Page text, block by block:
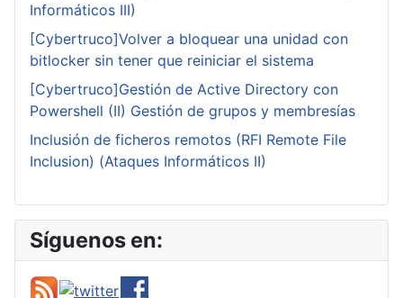
Informáticos III)
[Cybertruco]Volver a bloquear una unidad con
bitlocker sin tener que reiniciar el sistema
[Cybertruco]Gestión de Active Directory con
Powershell (II) Gestión de grupos y membresías
Inclusión de ficheros remotos (RFI Remote File
Inclusion) (Ataques Informáticos II)
Síguenos en: